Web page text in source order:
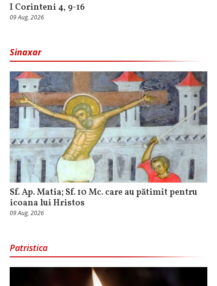
I Corinteni 4, 9-16
09 Aug, 2026
Sinaxar
Sf. Ap. Matia; Sf. 10 Mc. care au pătimit pentru
icoana lui Hristos
09 Aug, 2026
Patristica